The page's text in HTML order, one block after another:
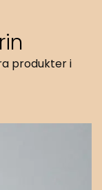
produkter i